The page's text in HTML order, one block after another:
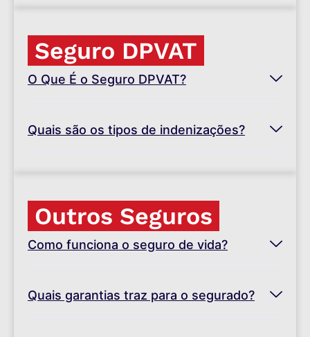
Seguro DPVAT
O Que É o Seguro DPVAT?
Quais são os tipos de indenizações?
Outros Seguros
Como funciona o seguro de vida?
Quais garantias traz para o segurado?